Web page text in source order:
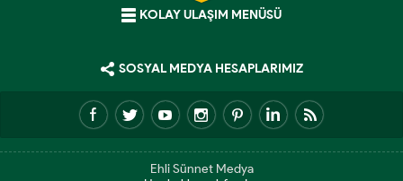
KOLAY ULAŞIM MENÜSÜ
SOSYAL MEDYA HESAPLARIMIZ
Ehli Sünnet Medya